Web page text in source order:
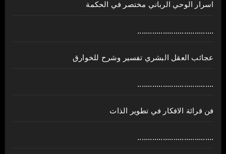
اسرار الوحي الرباني مختصر في الحكمة
....................................
عجائب العقل البشري تفسير وشرح للخوارق
....................................
فن قرائة الافكار في تطوير الذات
....................................